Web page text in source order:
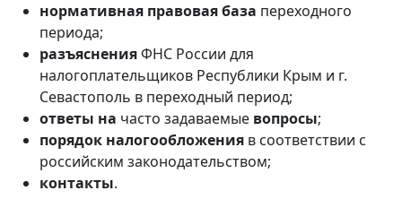
нормативная правовая база переходного
периода;
разъясненияФНС России для
налогоплательщиков Республики Крым и г.
Севастополь в переходный период;
ответы на часто задаваемые вопросы;
порядок налогообложения в соответствии с
российским законодательством;
контакты.